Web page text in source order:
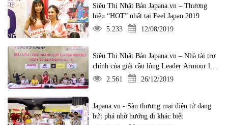
Siêu Thị Nhật Bản Japana.vn – Thương
hiệu “HOT” nhất tại Feel Japan 2019
5.233
12/08/2019
Siêu Thị Nhật Bản Japana.vn – Nhà tài trợ
chính của giải cầu lông Leader Armour lần
1
2.561 26/12/2019
Japana.vn - Sàn thương mại điện tử đang
bứt phá nhờ hướng đi khác biệt